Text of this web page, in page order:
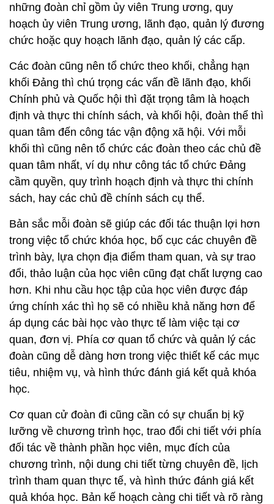
những đoàn chỉ gồm ủy viên Trung ương, quy
hoạch ủy viên Trung ương, lãnh đạo, quản lý đương
chức hoặc quy hoạch lãnh đạo, quản lý các cấp.
Các đoàn cũng nên tổ chức theo khối, chẳng hạn
khối Đảng thì chú trọng các vấn đề lãnh đạo, khối
Chính phủ và Quốc hội thì đặt trọng tâm là hoạch
định và thực thi chính sách, và khối hội, đoàn thể thì
quan tâm đến công tác vận động xã hội. Với mỗi
khối thì cũng nên tổ chức các đoàn theo các chủ đề
quan tâm nhất, ví dụ như công tác tổ chức Đảng
cầm quyền, quy trình hoạch định và thực thi chính
sách, hay các chủ đề chính sách cụ thể.
Bản sắc mỗi đoàn sẽ giúp các đối tác thuận lợi hơn
trong việc tổ chức khóa học, bố cục các chuyên đề
trình bày, lựa chọn địa điểm tham quan, và sự trao
đổi, thảo luận của học viên cũng đạt chất lượng cao
hơn. Khi nhu cầu học tập của học viên được đáp
ứng chính xác thì họ sẽ có nhiều khả năng hơn để
áp dụng các bài học vào thực tế làm việc tại cơ
quan, đơn vị. Phía cơ quan tổ chức và quản lý các
đoàn cũng dễ dàng hơn trong việc thiết kế các mục
tiêu, nhiệm vụ, và hình thức đánh giá kết quả khóa
học.
Cơ quan cử đoàn đi cũng cần có sự chuẩn bị kỹ
lưỡng về chương trình học, trao đổi chi tiết với phía
đối tác về thành phần học viên, mục đích của
chương trình, nội dung chi tiết từng chuyên đề, lịch
trình tham quan thực tế, và hình thức đánh giá kết
quả khóa học. Bản kế hoạch càng chi tiết và rõ ràng